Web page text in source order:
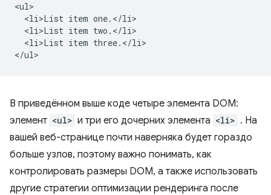
<ul>
  <li>List item one.</li>
  <li>List item two.</li>
  <li>List item three.</li>
В приведённом выше коде четыре элемента DOM:
элемент <ul> и три его дочерних элемента <li> . На
вашей веб-странице почти наверняка будет гораздо
больше узлов, поэтому важно понимать, как
контролировать размеры DOM, а также использовать
другие стратегии оптимизации рендеринга после